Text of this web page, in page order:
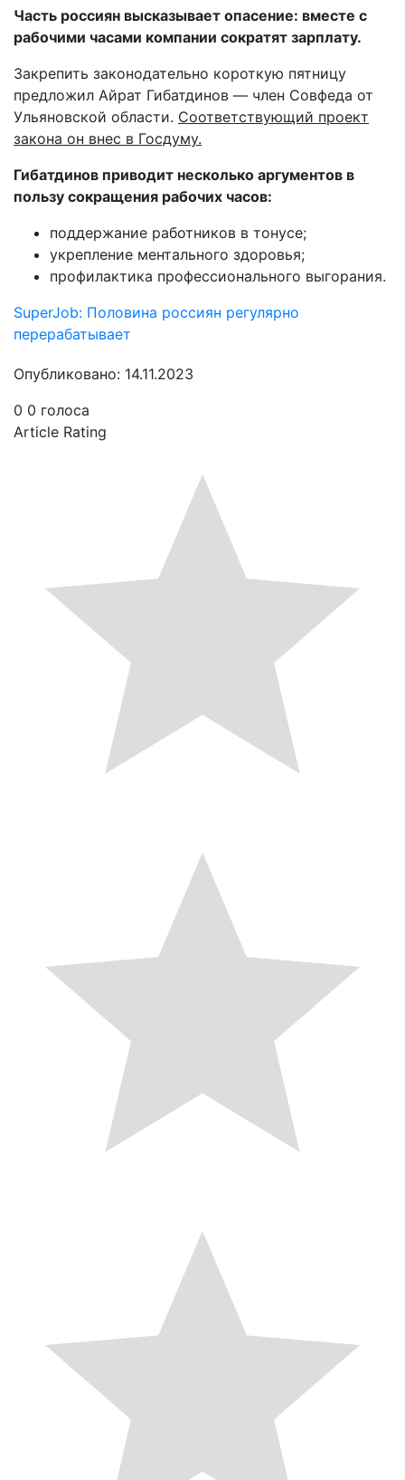
Часть россиян высказывает опасение: вместе с
рабочими часами компании сократят зарплату.
Закрепить законодательно короткую пятницу
предложил Айрат Гибатдинов — член Совфеда от
Ульяновской области. Соответствующий проект
закона он внес в Госдуму.
Гибатдинов приводит несколько аргументов в
пользу сокращения рабочих часов:
поддержание работников в тонусе;
укрепление ментального здоровья;
профилактика профессионального выгорания.
SuperJob: Половина россиян регулярно
перерабатывает
Опубликовано: 14.11.2023
0 0 голоса
Article Rating